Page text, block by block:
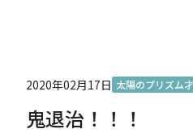
2020年02月17日 太陽のプリズム
鬼退治！！！